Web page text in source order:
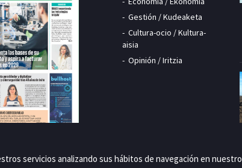
Gestión / Kudeaketa
Cultura-ocio / Kultura-
aisia
Opinión / Iritzia
servicios analizando sus hábitos de navegación en nuestro